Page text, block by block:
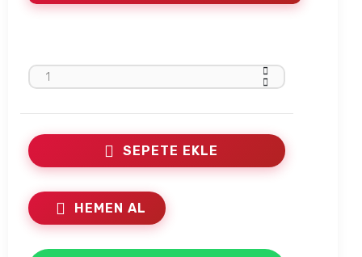
SEPETE EKLE
HEMEN AL